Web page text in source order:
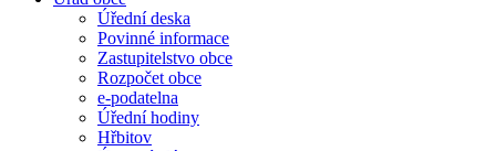
Úřední deska
Povinné informace
Zastupitelstvo obce
Rozpočet obce
e-podatelna
Úřední hodiny
Hřbitov